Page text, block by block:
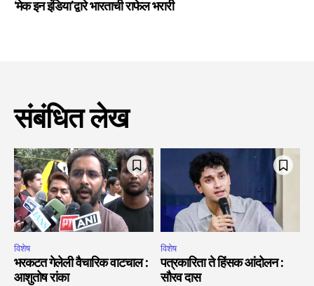
‘मेक इन इंडिया’द्वारे भारताची राफेल भरारी
संबंधित लेख
विशेष
भरकटत गेलेली वैचारिक वाटचाल :
आशुतोष रांका
विशेष
पत्रकारिता ते हिंसक आंदोलन :
सौरव दास